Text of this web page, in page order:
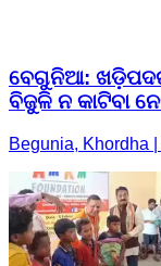
ବେଗୁନିଆ:
ବିଜୁଳି ନ କାଟିବା
Begunia, Khordha